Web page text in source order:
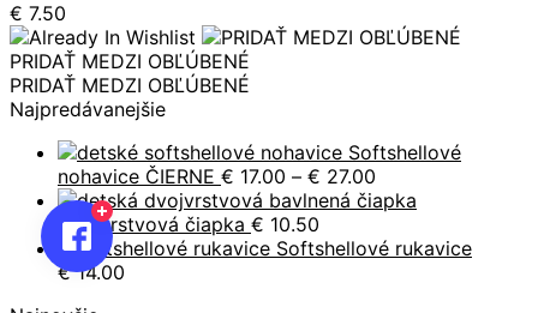
viacero
variantov.
Možnosti
si
môžete
vybrať
stránke
produktu.
€ 7.50
PRIDAŤ MEDZI OBĽÚBENÉ
PRIDAŤ MEDZI OBĽÚBENÉ
Najpredávanejšie
Softshellové
nohavice ČIERNE € 17.00 – € 27.00
range:
through
Dvojvrstvová čiapka € 10.50
Softshellové rukavice
€14.00